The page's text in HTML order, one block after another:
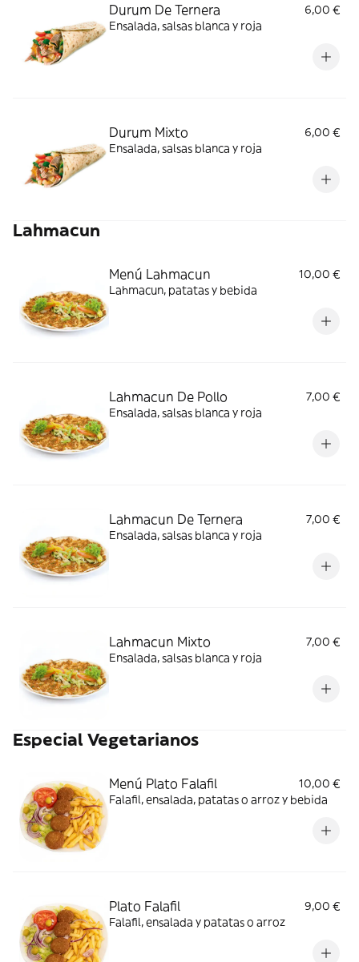
Durum De Ternera
6,00 €
Ensalada, salsas blanca y roja
Durum Mixto
6,00 €
Ensalada, salsas blanca y roja
Lahmacun
Menú Lahmacun
10,00 €
Lahmacun, patatas y bebida
Lahmacun De Pollo
7,00 €
Ensalada, salsas blanca y roja
Lahmacun De Ternera
7,00 €
Ensalada, salsas blanca y roja
Lahmacun Mixto
7,00 €
Ensalada, salsas blanca y roja
Especial Vegetarianos
Menú Plato Falafil
10,00 €
Falafil, ensalada, patatas o arroz y bebida
Plato Falafil
9,00 €
Falafil, ensalada y patatas o arroz